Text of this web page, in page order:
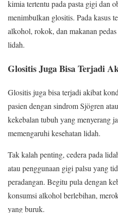
kimia tertentu pada pasta gigi dan
menimbulkan glositis. Pada kasus
alkohol, rokok, dan makanan
lidah.
Glositis Juga Bisa Terjadi
Glositis juga bisa terjadi akibat
pasien dengan sindrom Sjögren
kekebalan tubuh yang menyerang
memengaruhi kesehatan lidah.
Tak kalah penting, cedera pada
atau penggunaan gigi palsu yang
peradangan. Begitu pula dengan
konsumsi alkohol berlebihan,
yang buruk.